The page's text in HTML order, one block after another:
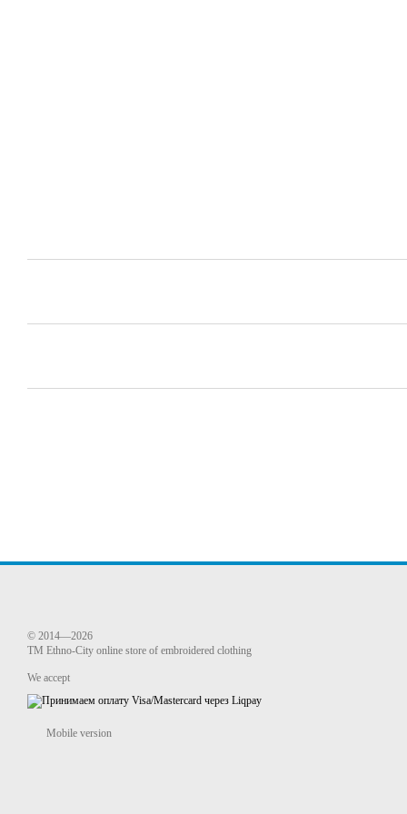
© 2014—2026
TM Ethno-City online store of embroidered clothing
We accept
Mobile version